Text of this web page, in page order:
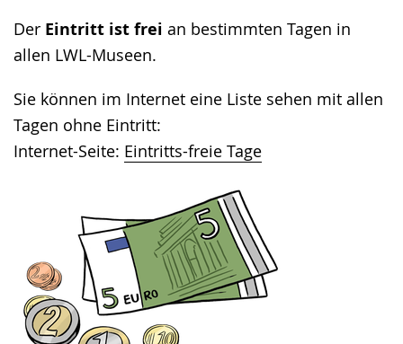
Der Eintritt ist frei an bestimmten Tagen in
allen LWL-Museen.
Sie können im Internet eine Liste sehen mit allen
Tagen ohne Eintritt:
Internet-Seite: Eintritts-freie Tage